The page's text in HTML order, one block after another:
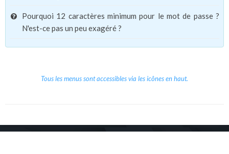
Pourquoi 12 caractères minimum pour le mot de passe ?
N'est-ce pas un peu exagéré ?
Tous les menus sont accessibles via les icônes en haut.